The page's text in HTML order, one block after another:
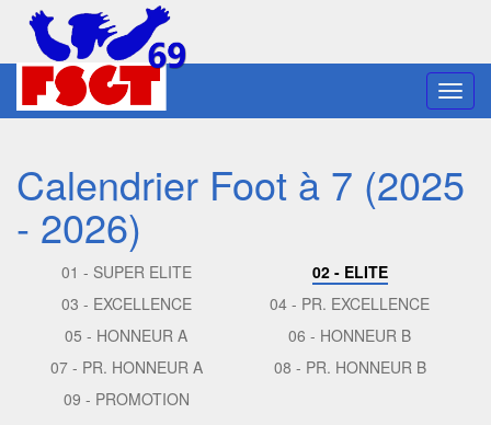
Calendrier Foot à 7 (2025
- 2026)
01 - SUPER ELITE
02 - ELITE
03 - EXCELLENCE
04 - PR. EXCELLENCE
05 - HONNEUR A
06 - HONNEUR B
07 - PR. HONNEUR A
08 - PR. HONNEUR B
09 - PROMOTION